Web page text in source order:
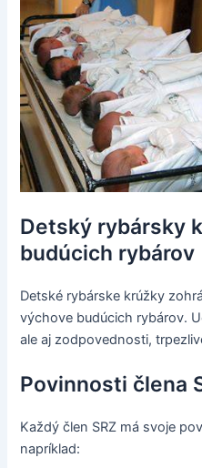
Detský rybársky
budúcich rybárov
Detské rybárske krúžky
výchove budúcich rybárov.
ale aj zodpovednosti,
Povinnosti člena
Každý člen SRZ má svoje
napríklad: